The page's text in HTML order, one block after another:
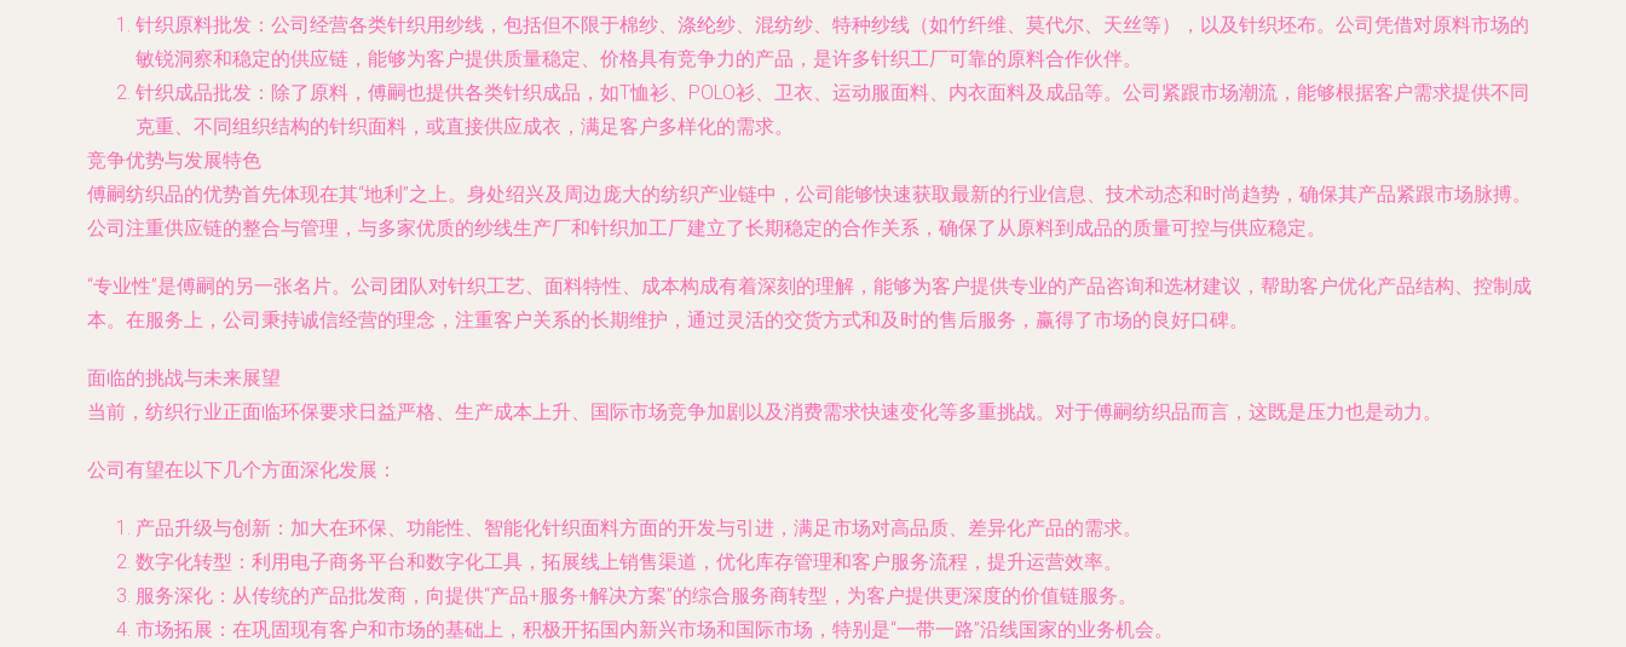
针织原料批发：公司经营各类针织用纱线，包括但不限于棉纱、涤纶纱、混纺纱、特种纱线（如竹纤维、莫代尔、天丝等），以及针织坯布。公司凭借对原料市场的
敏锐洞察和稳定的供应链，能够为客户提供质量稳定、价格具有竞争力的产品，是许多针织工厂可靠的原料合作伙伴。
针织成品批发：除了原料，傅嗣也提供各类针织成品，如T恤衫、POLO衫、卫衣、运动服面料、内衣面料及成品等。公司紧跟市场潮流，能够根据客户需求提供不同
克重、不同组织结构的针织面料，或直接供应成衣，满足客户多样化的需求。
竞争优势与发展特色
傅嗣纺织品的优势首先体现在其“地利”之上。身处绍兴及周边庞大的纺织产业链中，公司能够快速获取最新的行业信息、技术动态和时尚趋势，确保其产品紧跟市场脉搏。
公司注重供应链的整合与管理，与多家优质的纱线生产厂和针织加工厂建立了长期稳定的合作关系，确保了从原料到成品的质量可控与供应稳定。
“专业性”是傅嗣的另一张名片。公司团队对针织工艺、面料特性、成本构成有着深刻的理解，能够为客户提供专业的产品咨询和选材建议，帮助客户优化产品结构、控制成
本。在服务上，公司秉持诚信经营的理念，注重客户关系的长期维护，通过灵活的交货方式和及时的售后服务，赢得了市场的良好口碑。
面临的挑战与未来展望
当前，纺织行业正面临环保要求日益严格、生产成本上升、国际市场竞争加剧以及消费需求快速变化等多重挑战。对于傅嗣纺织品而言，这既是压力也是动力。
公司有望在以下几个方面深化发展：
产品升级与创新：加大在环保、功能性、智能化针织面料方面的开发与引进，满足市场对高品质、差异化产品的需求。
数字化转型：利用电子商务平台和数字化工具，拓展线上销售渠道，优化库存管理和客户服务流程，提升运营效率。
服务深化：从传统的产品批发商，向提供“产品+服务+解决方案”的综合服务商转型，为客户提供更深度的价值链服务。
市场拓展：在巩固现有客户和市场的基础上，积极开拓国内新兴市场和国际市场，特别是“一带一路”沿线国家的业务机会。